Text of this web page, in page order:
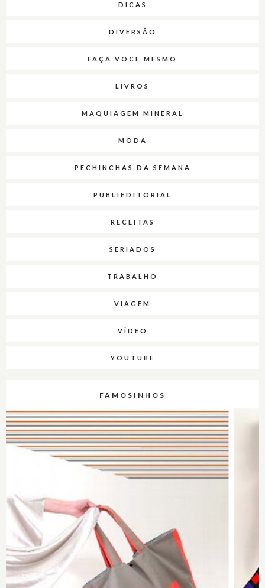
DICAS
DIVERSÃO
FAÇA VOCÊ MESMO
LIVROS
MAQUIAGEM MINERAL
MODA
PECHINCHAS DA SEMANA
PUBLIEDITORIAL
RECEITAS
SERIADOS
TRABALHO
VIAGEM
VÍDEO
YOUTUBE
FAMOSINHOS